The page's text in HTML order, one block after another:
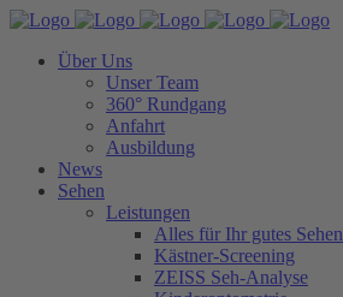
Über Uns
Unser Team
360° Rundgang
Anfahrt
Ausbildung
News
Sehen
Leistungen
Alles für Ihr gutes Sehen
Kästner-Screening
ZEISS Seh-Analyse